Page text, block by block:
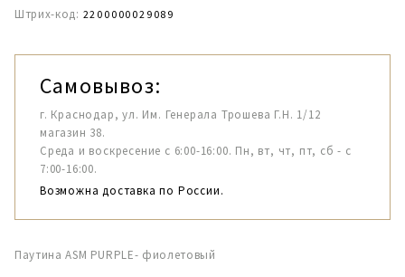
Штрих-код: 2200000029089
Самовывоз:
г. Краснодар, ул. Им. Генерала Трошева Г.Н. 1/12
магазин 38.
Среда и воскресение с 6:00-16:00. Пн, вт, чт, пт, сб - с
7:00-16:00.
Возможна доставка по России.
Паутина ASM PURPLE- фиолетовый